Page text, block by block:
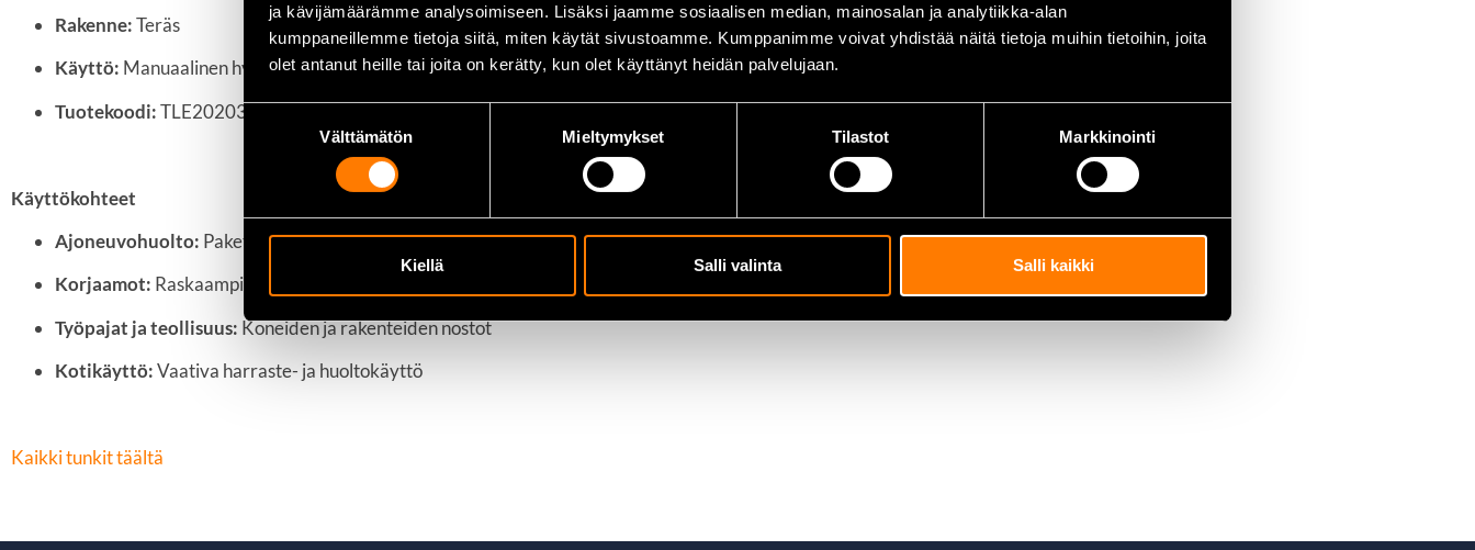
ja kävijämäärämme analysoimiseen. Lisäksi jaamme sosiaalisen median, mainosalan ja analytiikka-alan
kumppaneillemme tietoja siitä, miten käytät sivustoamme. Kumppanimme voivat yhdistää näitä tietoja muihin tietoihin, joita
olet antanut heille tai joita on kerätty, kun olet käyttänyt heidän palvelujaan.
Suostumuksen
Välttämätön Mieltymykset Tilastot Markkinointi
Kiellä Salli valinta Salli kaikki
Rakenne:Teräs
Käyttö: Manuaalinen hydraulinen nosto
Tuotekoodi:TLE20203
Käyttökohteet
Ajoneuvohuolto: Paketti- ja kuorma-autot
Korjaamot: Raskaampi huolto- ja korjauskäyttö
Työpajat ja teollisuus: Koneiden ja rakenteiden nostot
Kotikäyttö:Vaativa harraste- ja huoltokäyttö
Kaikki tunkit täältä